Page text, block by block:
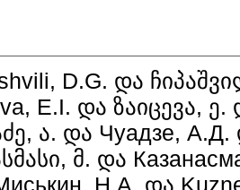
D.G. და
E.I. და ზაიცევა, ე.
ა. და Чуадзе, А.Д.
მ. და
Н.А. და